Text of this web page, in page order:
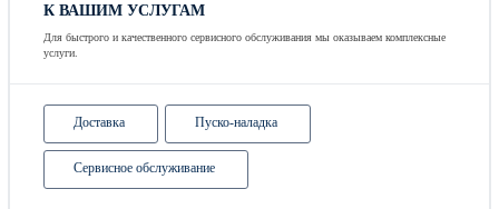
К ВАШИМ УСЛУГАМ
Для быстрого и качественного сервисного обслуживания мы оказываем комплексные
услуги.
Доставка Пуско-наладка
Сервисное обслуживание